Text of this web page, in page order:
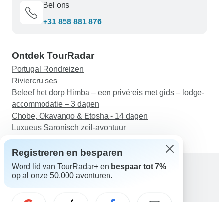
Bel ons
+31 858 881 876
Ontdek TourRadar
Portugal Rondreizen
Riviercruises
Beleef het dorp Himba – een privéreis met gids – lodge-
accommodatie – 3 dagen
Chobe, Okavango & Etosha - 14 dagen
Luxueus Saronisch zeil-avontuur
Registreren en besparen
Word lid van TourRadar+ en bespaar tot 7%
op al onze 50.000 avonturen.